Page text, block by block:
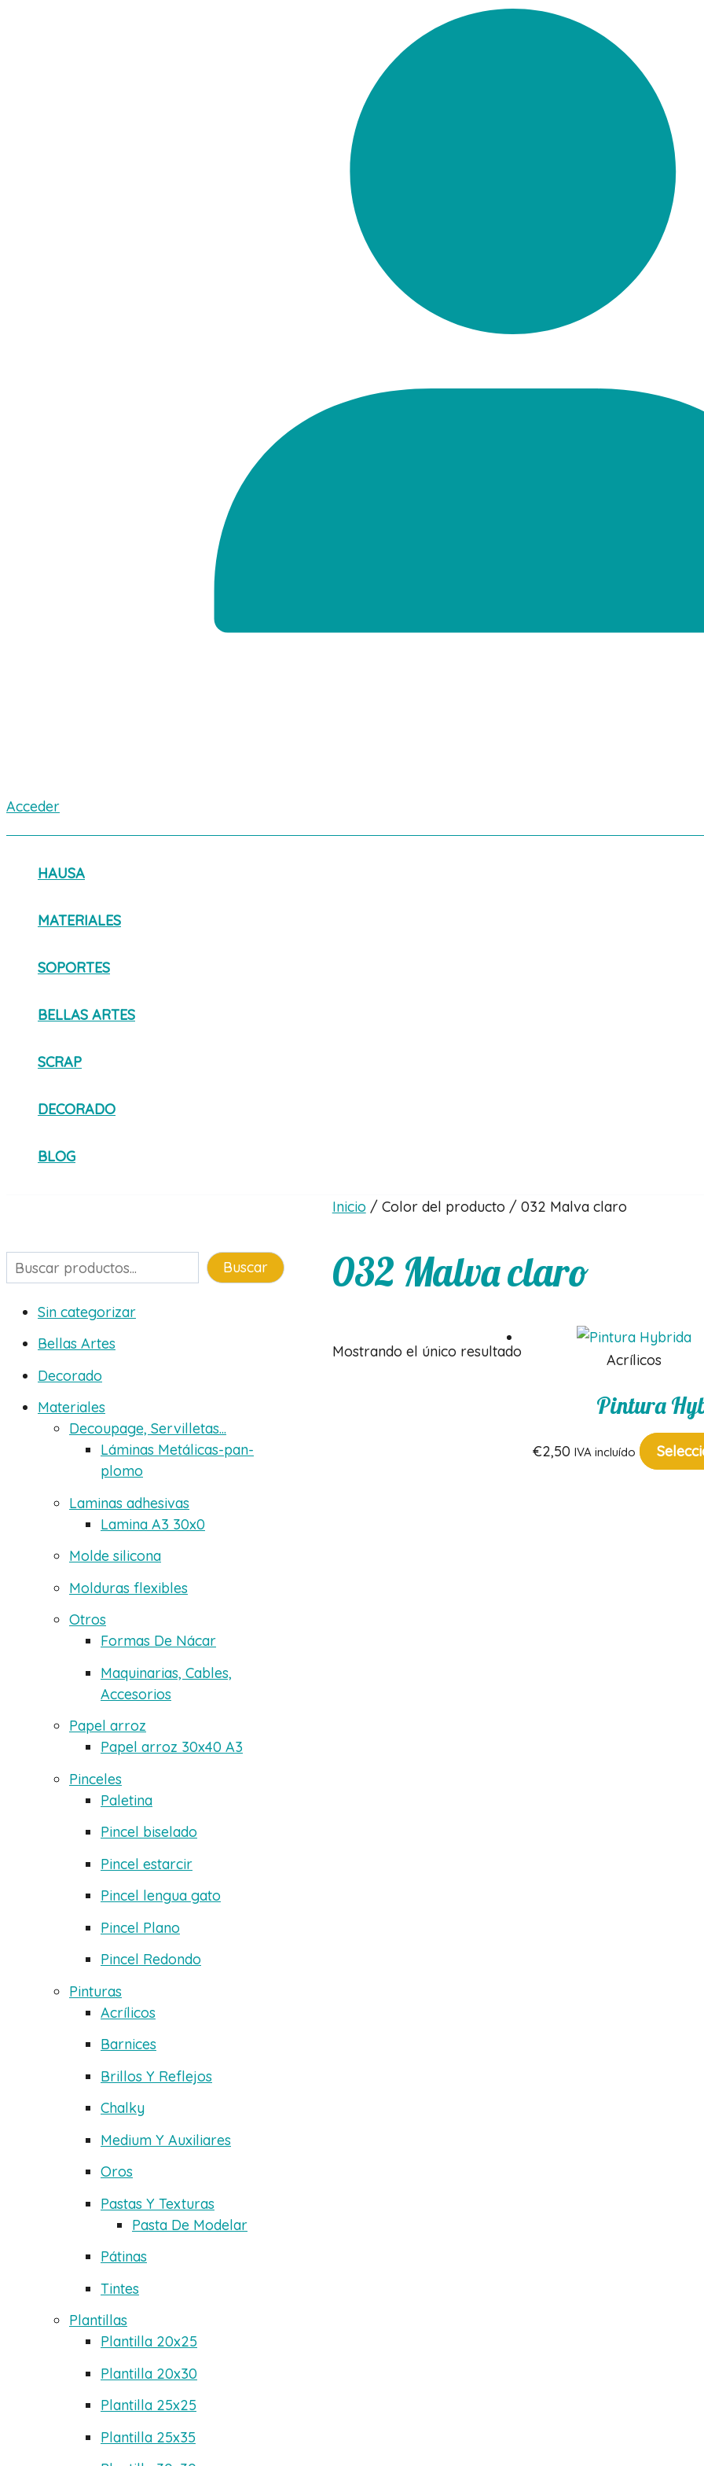
Acceder
HAUSA
MATERIALES
SOPORTES
BELLAS ARTES
SCRAP
DECORADO
BLOG
Buscar Buscar
Sin categorizar
Bellas Artes
Decorado
Materiales
Decoupage, Servilletas...
Láminas Metálicas-pan-
plomo
Laminas adhesivas
Lamina A3 30x0
Molde silicona
Molduras flexibles
Otros
Formas De Nácar
Maquinarias, Cables,
Accesorios
Papel arroz
Papel arroz 30x40 A3
Pinceles
Paletina
Pincel biselado
Pincel estarcir
Pincel lengua gato
Pincel Plano
Pincel Redondo
Pinturas
Acrílicos
Barnices
Brillos Y Reflejos
Chalky
Medium Y Auxiliares
Oros
Pastas Y Texturas
Pasta De Modelar
Pátinas
Tintes
Plantillas
Plantilla 20x25
Plantilla 20x30
Plantilla 25x25
Plantilla 25x35
Inicio / Color del producto / 032 Malva claro
032 Malva claro
Mostrando el único resultado Acrílicos
Pintura
€2,50 IVA incluído